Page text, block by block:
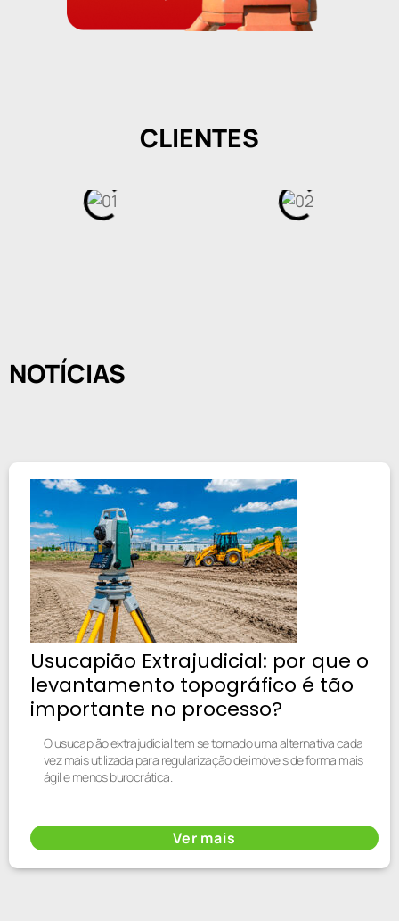
CLIENTES
NOTÍCIAS
Usucapião Extrajudicial: por que o
levantamento topográfico é tão
importante no processo?
O usucapião extrajudicial tem se tornado uma alternativa cada
vez mais utilizada para regularização de imóveis de forma mais
ágil e menos burocrática.
Ver mais